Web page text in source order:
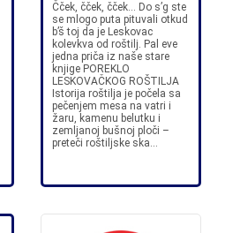
Čček, čček, čček… Do s’g ste
se mlogo puta pituvali otkud
b’š toj da je Leskovac
kolevkva od roštilj. Pal eve
jedna priča iz naše stare
knjige POREKLO
LESKOVAČKOG ROŠTILJA
Istorija roštilja je počela sa
pečenjem mesa na vatri i
žaru, kamenu belutku i
zemljanoj bušnoj ploči –
preteči roštiljske ska...